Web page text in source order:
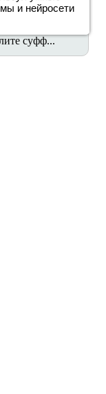
и нейросети
и
суфф...